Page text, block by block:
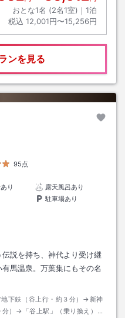
おとな1名 (2名1室)｜ 1泊
税込 12,001円〜15,256円
ンを見る
95点
り
露天風呂あり
駐車場あり
説を持ち、神代より受け継
⾺温泉。万葉集にもその名
下鉄（谷上行・約３分）→新神
分）→「谷上駅」（乗り換え）→